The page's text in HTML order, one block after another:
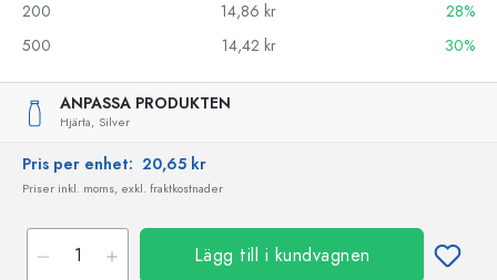
200
14,86 kr
28%
500
14,42 kr 30%
ANPASSA PRODUKTEN
Hjärta, Silver
Pris per enhet: 20,65 kr
Priser inkl. moms, exkl. fraktkostnader
Lägg till i kundvagnen